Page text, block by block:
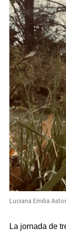
Luciana Emilia
La jornada de